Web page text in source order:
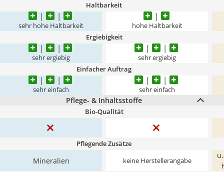
Haltbarkeit
sehr hohe Haltbarkeit hohe Haltbarkeit
Ergiebigkeit
sehr ergiebig sehr ergiebig
Einfacher Auftrag
sehr einfach sehr einfach
Pflege- & Inhaltsstoffe
Bio-Qualität
Pflegende Zusätze
Mineralien keine Herstellerangabe